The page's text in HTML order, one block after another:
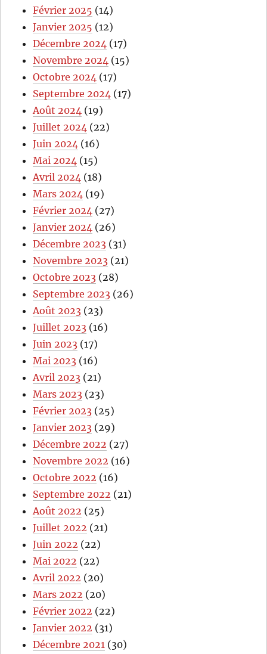
Février 2025 (14)
Janvier 2025 (12)
Décembre 2024 (17)
Novembre 2024 (15)
Octobre 2024 (17)
Septembre 2024 (17)
Août 2024 (19)
Juillet 2024 (22)
Juin 2024 (16)
Mai 2024 (15)
Avril 2024 (18)
Mars 2024 (19)
Février 2024 (27)
Janvier 2024 (26)
Décembre 2023 (31)
Novembre 2023 (21)
Octobre 2023 (28)
Septembre 2023 (26)
Août 2023 (23)
Juillet 2023 (16)
Juin 2023 (17)
Mai 2023 (16)
Avril 2023 (21)
Mars 2023 (23)
Février 2023 (25)
Janvier 2023 (29)
Décembre 2022 (27)
Novembre 2022 (16)
Octobre 2022 (16)
Septembre 2022 (21)
Août 2022 (25)
Juillet 2022 (21)
Juin 2022 (22)
Mai 2022 (22)
Avril 2022 (20)
Mars 2022 (20)
Février 2022 (22)
Janvier 2022 (31)
Décembre 2021 (30)